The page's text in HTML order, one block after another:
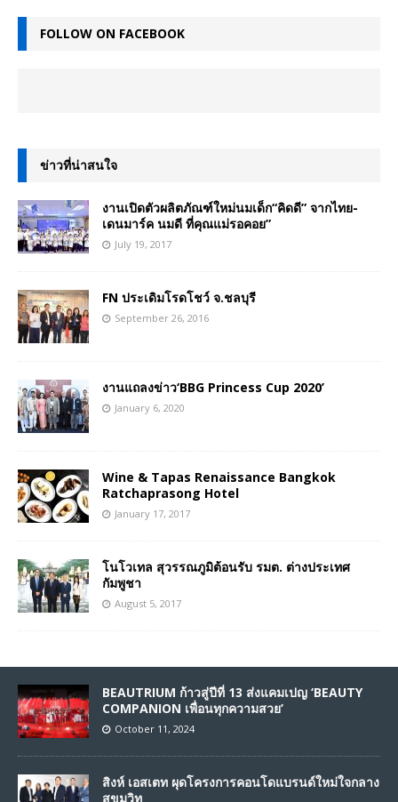
FOLLOW ON FACEBOOK
ข่าวที่น่าสนใจ
งานเปิดตัวผลิตภัณฑ์ใหม่นมเด็ก“คิดดี” จากไทย-
เดนมาร์ค นมดี ที่คุณแม่รอคอย”
July 19, 2017
FN ประเดิมโรดโชว์ จ.ชลบุรี
September 26, 2016
งานแถลงข่าว‘BBG Princess Cup 2020’
January 6, 2020
Wine & Tapas Renaissance Bangkok
Ratchaprasong Hotel
January 17, 2017
โนโวเทล สุวรรณภูมิต้อนรับ รมต. ต่างประเทศ
กัมพูชา
August 5, 2017
BEAUTRIUM ก้าวสู่ปีที่ 13 ส่งแคมเปญ ‘BEAUTY
COMPANION เพื่อนทุกความสวย’
October 11, 2024
สิงห์ เอสเตท ผุดโครงการคอนโดแบรนด์ใหม่ใจกลาง
สุขุมวิท